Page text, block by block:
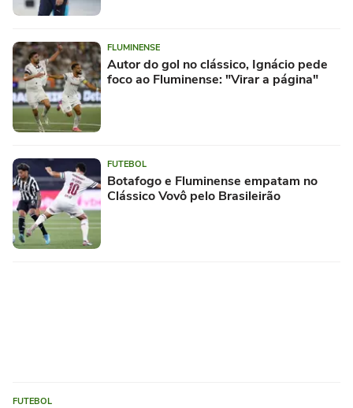
FLUMINENSE
Autor do gol no clássico, Ignácio pede
foco ao Fluminense: "Virar a página"
FUTEBOL
Botafogo e Fluminense empatam no
Clássico Vovô pelo Brasileirão
FUTEBOL